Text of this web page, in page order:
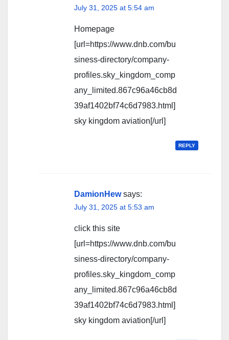
July 31, 2025 at 5:54 am
Homepage
[url=https://www.dnb.com/bu
siness-directory/company-
profiles.sky_kingdom_comp
any_limited.867c96a46cb8d
39af1402bf74c6d7983.html]
sky kingdom aviation[/url]
REPLY
DamionHew says:
July 31, 2025 at 5:53 am
click this site
[url=https://www.dnb.com/bu
siness-directory/company-
profiles.sky_kingdom_comp
any_limited.867c96a46cb8d
39af1402bf74c6d7983.html]
sky kingdom aviation[/url]